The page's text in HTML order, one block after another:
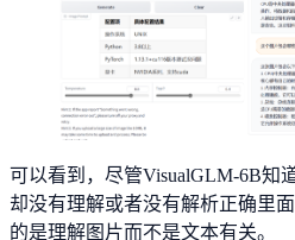
可以看到，尽管VisualGLM-6B知
却没有理解或者没有解析正确里
的是理解图片而不是文本有关。